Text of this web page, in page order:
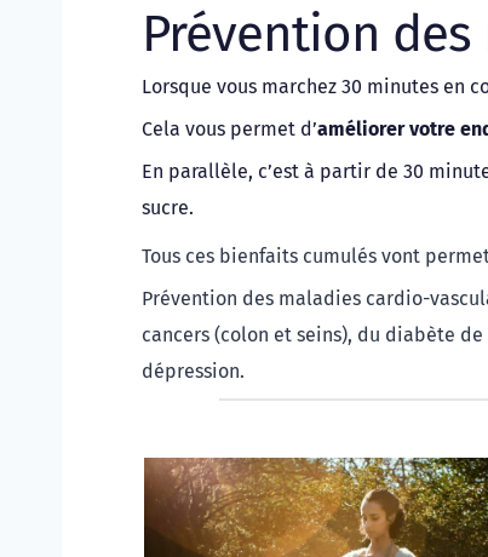
Prévention
Lorsque vous marchez 30 minutes en
Cela vous permet d’améliorer votre
En parallèle, c’est à partir de 30
sucre.
Tous ces bienfaits cumulés vont
Prévention des maladies cardio-
cancers (colon et seins), du diabète
dépression.